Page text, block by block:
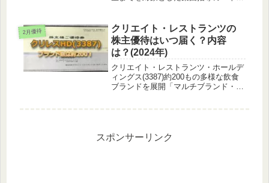
門塾など、幅広い教育サービスを提供
有名だと思うけど、それでも業界...
2月優待
クリエイト・レストランツの
株主優待はいつ届く？内容
は？(2024年)
クリエイト・レストランツ・ホールデ
ィングス(3387)約200もの多様な飲食
ブランドを展開「マルチブランド・マ
スポンサーリンク